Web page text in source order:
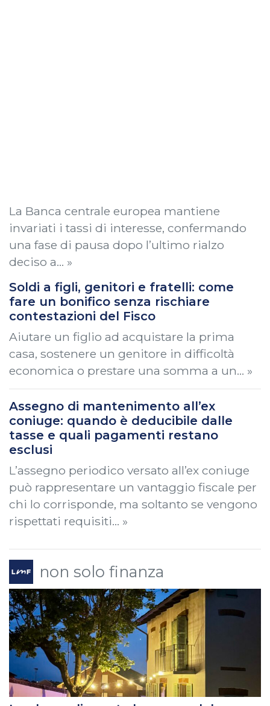
La Banca centrale europea mantiene
invariati i tassi di interesse, confermando
una fase di pausa dopo l’ultimo rialzo
deciso a… »
Soldi a figli, genitori e fratelli: come
fare un bonifico senza rischiare
contestazioni del Fisco
Aiutare un figlio ad acquistare la prima
casa, sostenere un genitore in difficoltà
economica o prestare una somma a un… »
Assegno di mantenimento all’ex
coniuge: quando è deducibile dalle
tasse e quali pagamenti restano
esclusi
L’assegno periodico versato all’ex coniuge
può rappresentare un vantaggio fiscale per
chi lo corrisponde, ma soltanto se vengono
rispettati requisiti… »
non solo finanza